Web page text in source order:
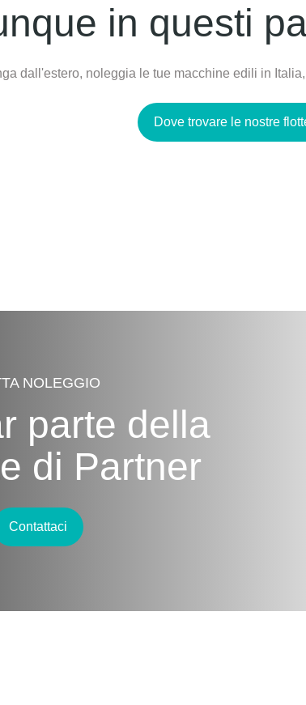
in questi
dall'estero, noleggia le tue macchine edili in
Dove trovare le nostre
NOLEGGIO
parte della
di Partner
Contattaci